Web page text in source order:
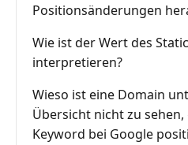
Positionsänderungen
Wie ist der Wert des
interpretieren?
Wieso ist eine Domain
Übersicht nicht zu
Keyword bei Google